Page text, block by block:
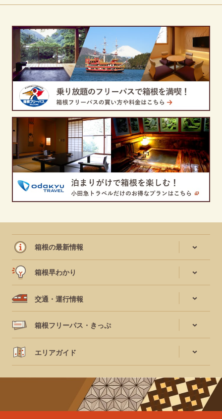
箱根の最新情報
箱根早わかり
交通・運行情報
箱根フリーパス・きっぷ
エリアガイド